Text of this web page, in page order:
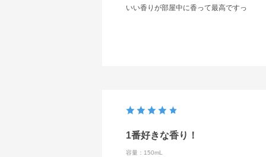
いい香りが部屋中に香って最高ですっ
1番好きな香り！
容量：150mL